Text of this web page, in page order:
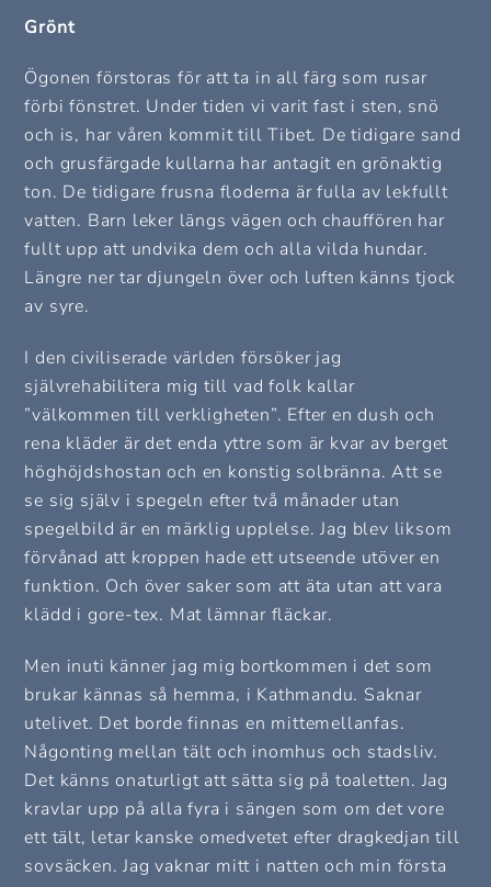
Grönt
Ögonen förstoras för att ta in all färg som rusar
förbi fönstret. Under tiden vi varit fast i sten, snö
och is, har våren kommit till Tibet. De tidigare sand
och grusfärgade kullarna har antagit en grönaktig
ton. De tidigare frusna floderna är fulla av lekfullt
vatten. Barn leker längs vägen och chauffören har
fullt upp att undvika dem och alla vilda hundar.
Längre ner tar djungeln över och luften känns tjock
av syre.
I den civiliserade världen försöker jag
självrehabilitera mig till vad folk kallar
”välkommen till verkligheten”. Efter en dush och
rena kläder är det enda yttre som är kvar av berget
höghöjdshostan och en konstig solbränna. Att se
se sig själv i spegeln efter två månader utan
spegelbild är en märklig upplelse. Jag blev liksom
förvånad att kroppen hade ett utseende utöver en
funktion. Och över saker som att äta utan att vara
klädd i gore-tex. Mat lämnar fläckar.
Men inuti känner jag mig bortkommen i det som
brukar kännas så hemma, i Kathmandu. Saknar
utelivet. Det borde finnas en mittemellanfas.
Någonting mellan tält och inomhus och stadsliv.
Det känns onaturligt att sätta sig på toaletten. Jag
kravlar upp på alla fyra i sängen som om det vore
ett tält, letar kanske omedvetet efter dragkedjan till
sovsäcken. Jag vaknar mitt i natten och min första